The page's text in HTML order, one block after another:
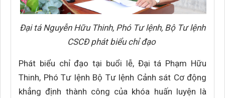
Đại tá Nguyễn Hữu Thinh, Phó Tư lệnh, Bộ Tư lệnh
CSCĐ phát biểu chỉ đạo
Phát biểu chỉ đạo tại buổi lễ, Đại tá Phạm Hữu
Thinh, Phó Tư lệnh Bộ Tư lệnh Cảnh sát Cơ động
khẳng định thành công của khóa huấn luyện là